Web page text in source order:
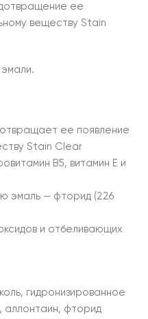
ее
веществу Stain
ее появление
Stain Clear
B5, витамин E и
эмаль — фторид (226
и отбеливающих
гидронизированное
аллонтаин, фторид